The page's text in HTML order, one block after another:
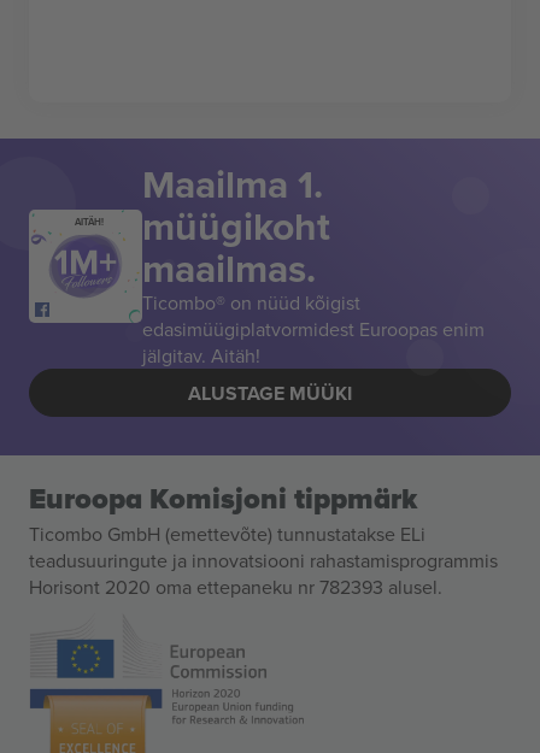
AITÄH!
Maailma 1.
müügikoht
maailmas.
Ticombo® on nüüd kõigist
edasimüügiplatvormidest Euroopas enim
jälgitav. Aitäh!
ALUSTAGE MÜÜKI
Euroopa Komisjoni tippmärk
Ticombo GmbH (emettevõte) tunnustatakse ELi
teadusuuringute ja innovatsiooni rahastamisprogrammis
Horisont 2020 oma ettepaneku nr 782393 alusel.